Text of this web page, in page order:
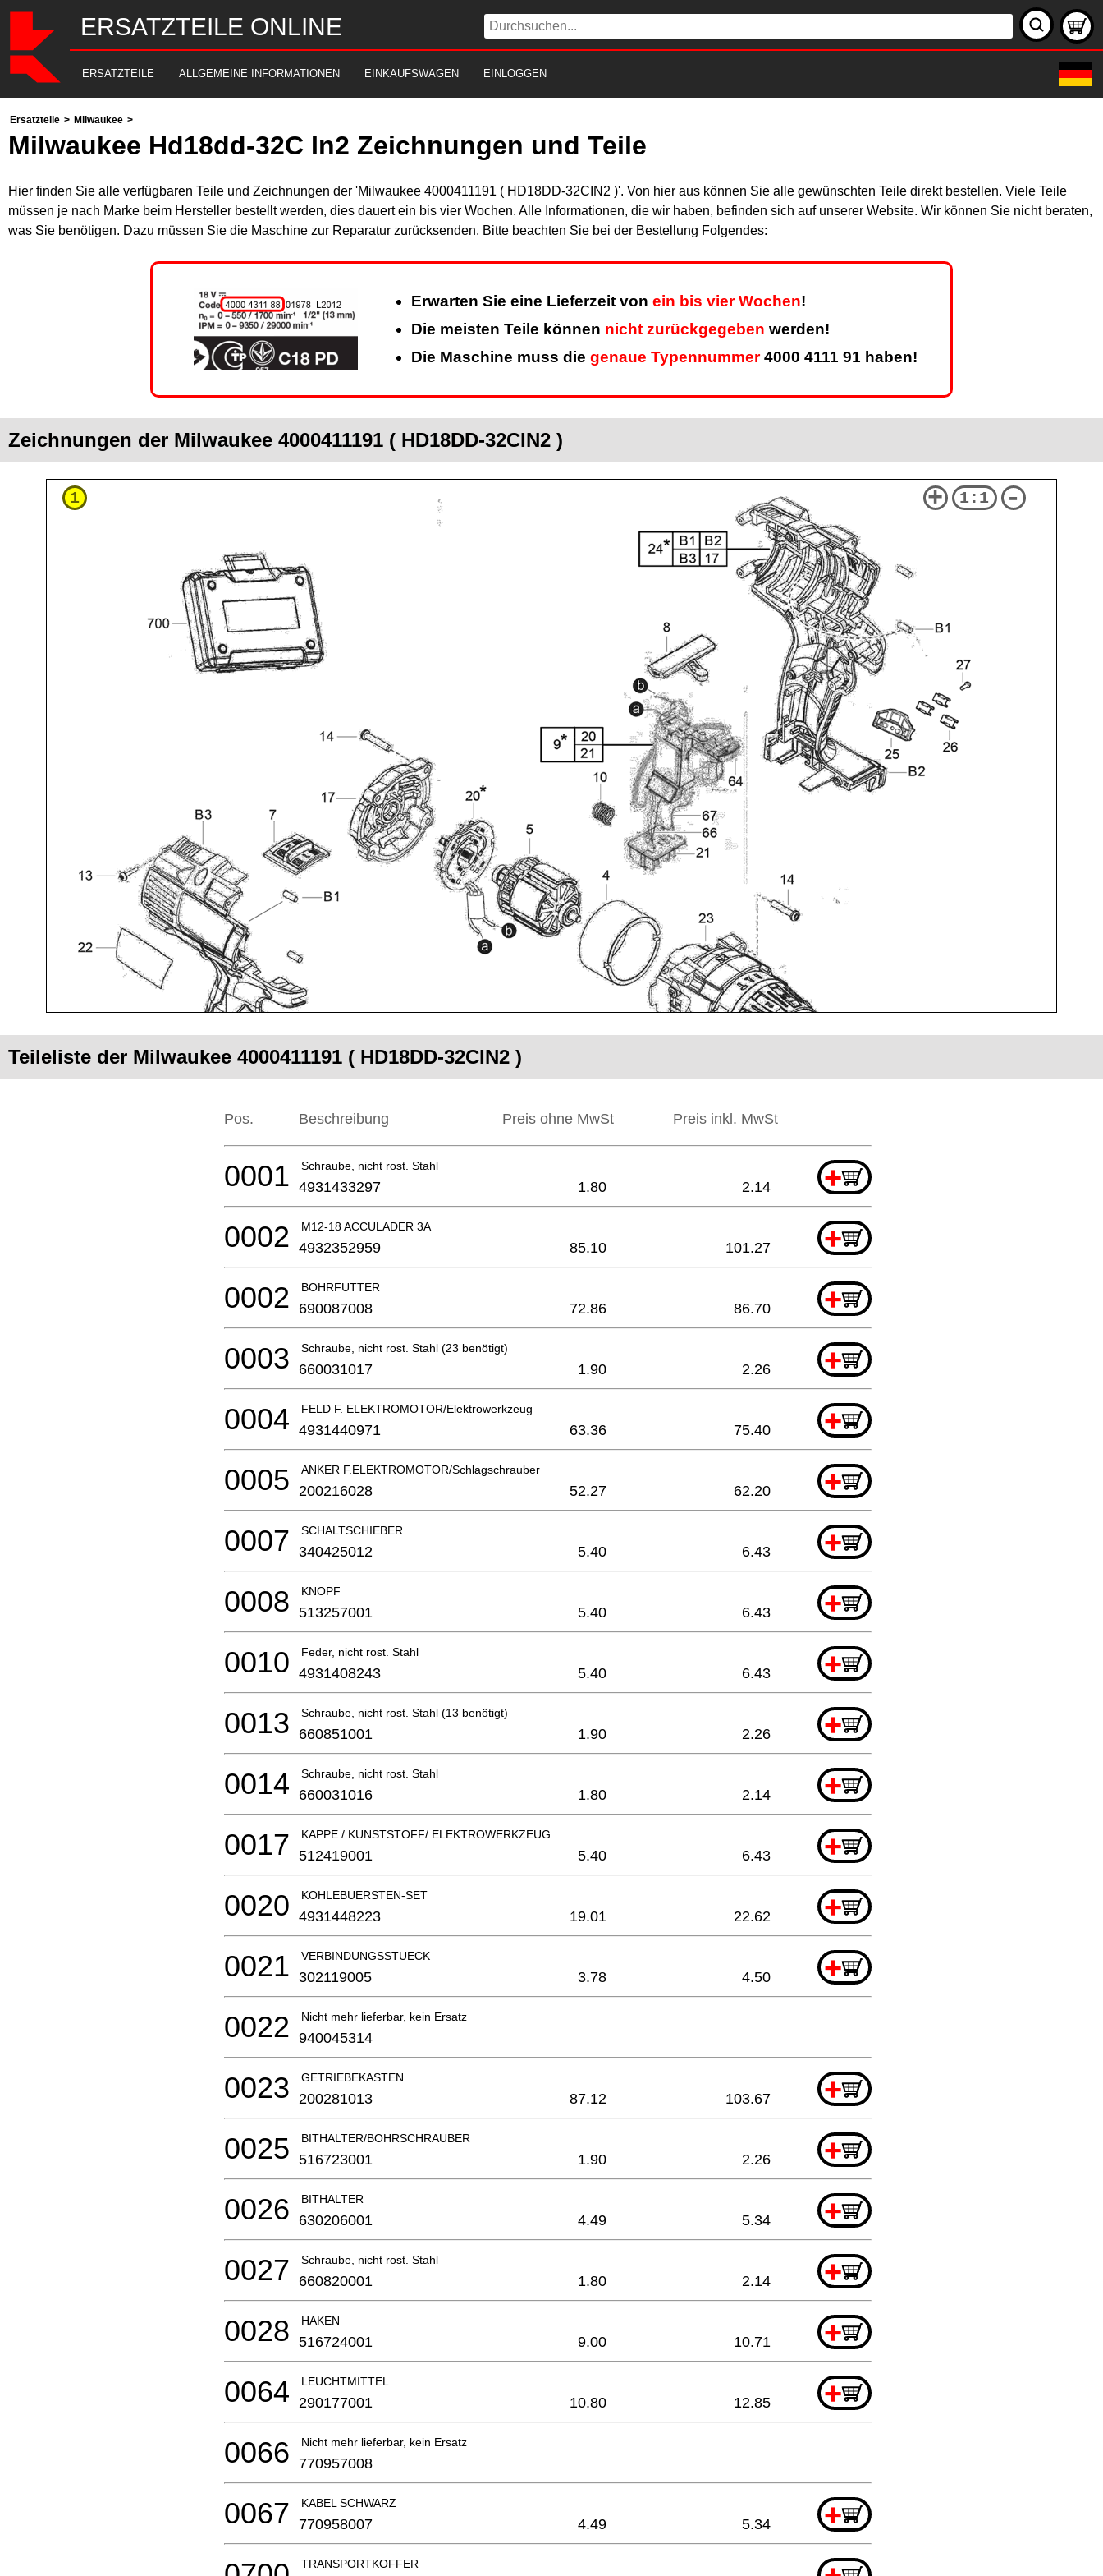
ERSATZTEILE ONLINE
ERSATZTEILE ALLGEMEINE INFORMATIONEN EINKAUFSWAGEN EINLOGGEN
Ersatzteile > Milwaukee >
Milwaukee Hd18dd-32C In2 Zeichnungen und Teile
Hier finden Sie alle verfügbaren Teile und Zeichnungen der 'Milwaukee 4000411191 ( HD18DD-32CIN2 )'. Von hier aus können Sie alle gewünschten Teile direkt bestellen. Viele Teile
müssen je nach Marke beim Hersteller bestellt werden, dies dauert ein bis vier Wochen. Alle Informationen, die wir haben, befinden sich auf unserer Website. Wir können Sie nicht beraten,
was Sie benötigen. Dazu müssen Sie die Maschine zur Reparatur zurücksenden. Bitte beachten Sie bei der Bestellung Folgendes:
Erwarten Sie eine Lieferzeit von ein bis vier Wochen!
Die meisten Teile können nicht zurückgegeben werden!
Die Maschine muss die genaue Typennummer4000 4111 91 haben!
Zeichnungen der Milwaukee 4000411191 ( HD18DD-32CIN2 )
1 + 1:1 -
Teileliste der Milwaukee 4000411191 ( HD18DD-32CIN2 )
Pos. Beschreibung Preis ohne MwSt Preis inkl. MwSt
Schraube, nicht rost. Stahl +
0001 4931433297 1.80 2.14
M12-18 ACCULADER 3A +
0002 4932352959 85.10 101.27
BOHRFUTTER +
0002 690087008 72.86 86.70
Schraube, nicht rost. Stahl (23 benötigt) +
0003 660031017 1.90 2.26
FELD F. ELEKTROMOTOR/Elektrowerkzeug +
0004 4931440971 63.36 75.40
ANKER F.ELEKTROMOTOR/Schlagschrauber +
0005 200216028 52.27 62.20
SCHALTSCHIEBER +
0007 340425012 5.40 6.43
KNOPF +
0008 513257001 5.40 6.43
Feder, nicht rost. Stahl +
0010 4931408243 5.40 6.43
Schraube, nicht rost. Stahl (13 benötigt) +
0013 660851001 1.90 2.26
Schraube, nicht rost. Stahl +
0014 660031016 1.80 2.14
KAPPE / KUNSTSTOFF/ ELEKTROWERKZEUG +
0017 512419001 5.40 6.43
KOHLEBUERSTEN-SET +
0020 4931448223 19.01 22.62
VERBINDUNGSSTUECK +
0021 302119005 3.78 4.50
Nicht mehr lieferbar, kein Ersatz
0022 940045314
GETRIEBEKASTEN +
0023 200281013 87.12 103.67
BITHALTER/BOHRSCHRAUBER +
0025 516723001 1.90 2.26
BITHALTER +
0026 630206001 4.49 5.34
Schraube, nicht rost. Stahl +
0027 660820001 1.80 2.14
HAKEN +
0028 516724001 9.00 10.71
LEUCHTMITTEL +
0064 290177001 10.80 12.85
Nicht mehr lieferbar, kein Ersatz
0066 770957008
KABEL SCHWARZ +
0067 770958007 4.49 5.34
TRANSPORTKOFFER